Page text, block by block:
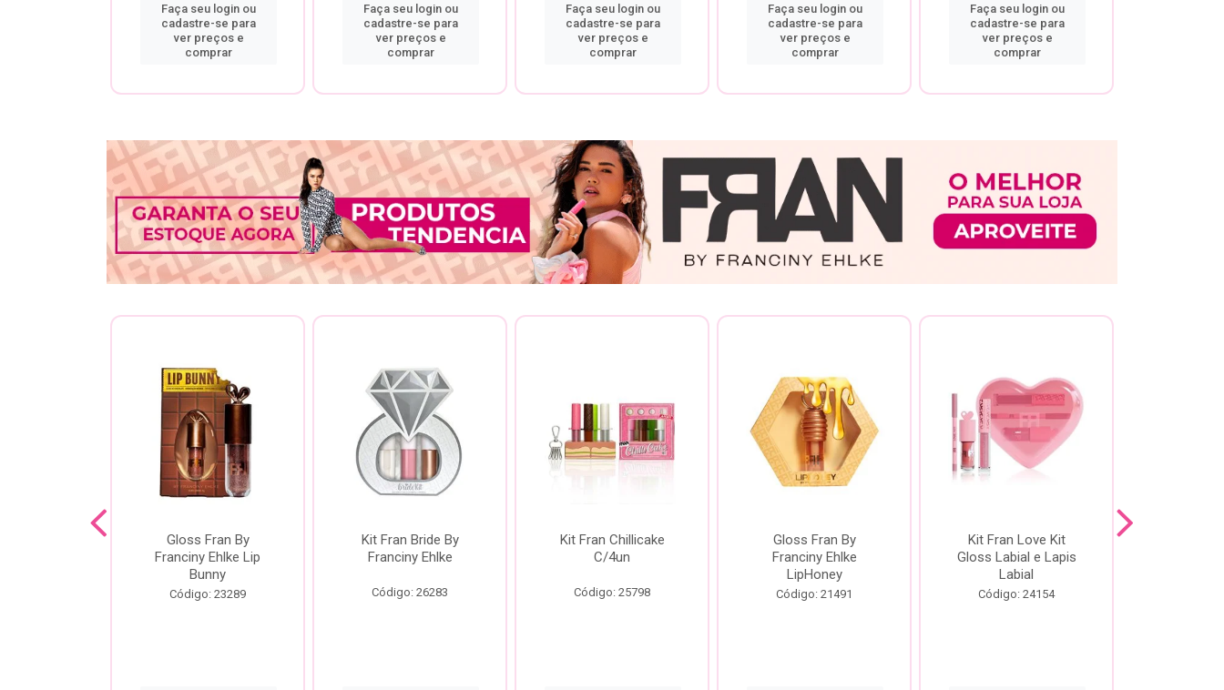
Faça seu login ou
cadastre-se para
ver preços e
comprar
Faça seu login ou
cadastre-se para
ver preços e
comprar
Faça seu login ou
cadastre-se para
ver preços e
comprar
Faça seu login ou
cadastre-se para
ver preços e
comprar
Faça seu login ou
cadastre-se para
ver preços e
comprar
Gloss Fran By
Franciny Ehlke Lip
Bunny
Código: 23289
Kit Fran Bride By
Franciny Ehlke
Código: 26283
Kit Fran Chillicake
C/4un
Código: 25798
Gloss Fran By
Franciny Ehlke
LipHoney
Código: 21491
Kit Fran Love Kit
Gloss Labial e Lapis
Labial
Código: 24154